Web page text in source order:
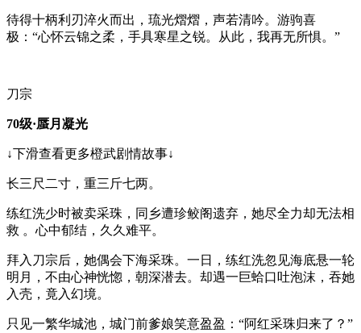
待得十柄利刃淬火而出，琉光熠熠，声若清吟。游驹喜
极：“心怀云锦之柔，手具寒星之锐。从此，我再无所惧。”
刀宗
70级·蜃月凝光
↓下滑查看更多橙武剧情故事↓
长三尺二寸，重三斤七两。
练红洗少时被卖采珠，同乡遭珍鲛阁遗弃，她尽全力却无法相
救 。心中郁结，久久难平。
拜入刀宗后，她偶会下海采珠。一日，练红洗忽见海底悬一轮
明月，不由心神恍惚，朝深潜去。却遇一巨蛤口吐泡沫，吞她
入壳，竟入幻境。
只见一繁华城池，城门前爹娘笑意盈盈：“阿红采珠归来了？”